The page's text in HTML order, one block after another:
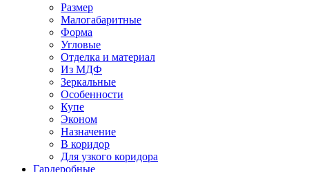
Размер
Малогабаритные
Форма
Угловые
Отделка и материал
Из МДФ
Зеркальные
Особенности
Купе
Эконом
Назначение
В коридор
Для узкого коридора
Гардеробные